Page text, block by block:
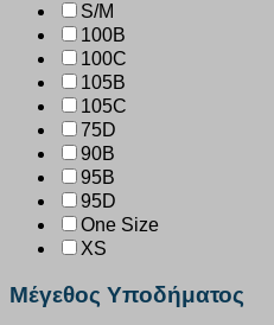
S/M
100B
100C
105B
105C
75D
90B
95B
95D
One Size
XS
Μέγεθος Υποδήματος